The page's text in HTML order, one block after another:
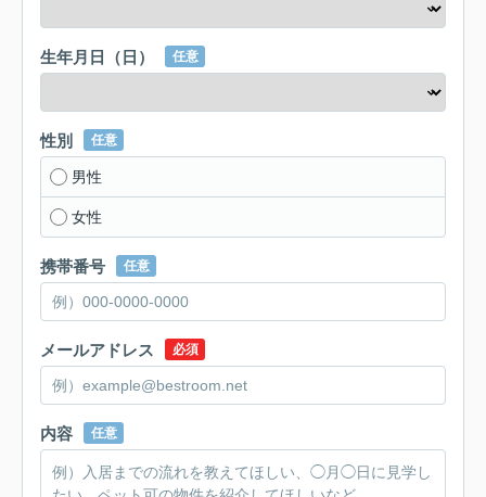
生年月日（日） 任意
性別 任意
男性
女性
携帯番号 任意
メールアドレス 必須
内容 任意